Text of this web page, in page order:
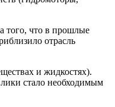
того, что в прошлые
отрасль
и жидкостях).
стало необходимым